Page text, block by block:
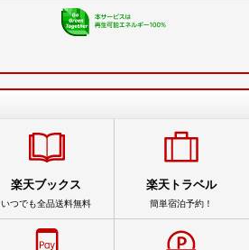
楽天ブックス
いつでも全品送料無料
楽天トラベル
簡単宿泊予約！